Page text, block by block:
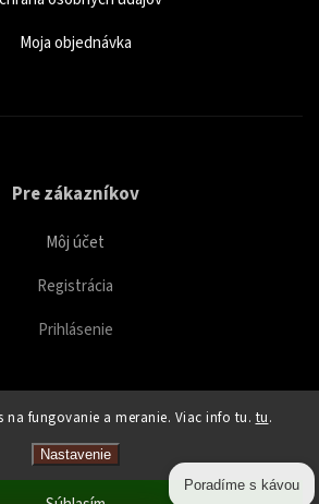
na fungovanie a meranie. Viac info tu. tu.
Nastavenie
Moja objednávka
Pre zákazníkov
Môj účet
Registrácia
Prihlásenie
Caffeitaliano. Všetky práva vyhradené.
Upraviť nastavenie cookies
Poradíme s kávou